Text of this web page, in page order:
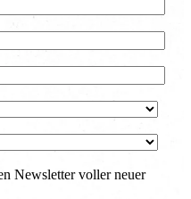
Newsletter voller neuer